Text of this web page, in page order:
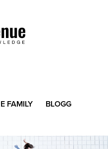
FAMILY
BLOGG